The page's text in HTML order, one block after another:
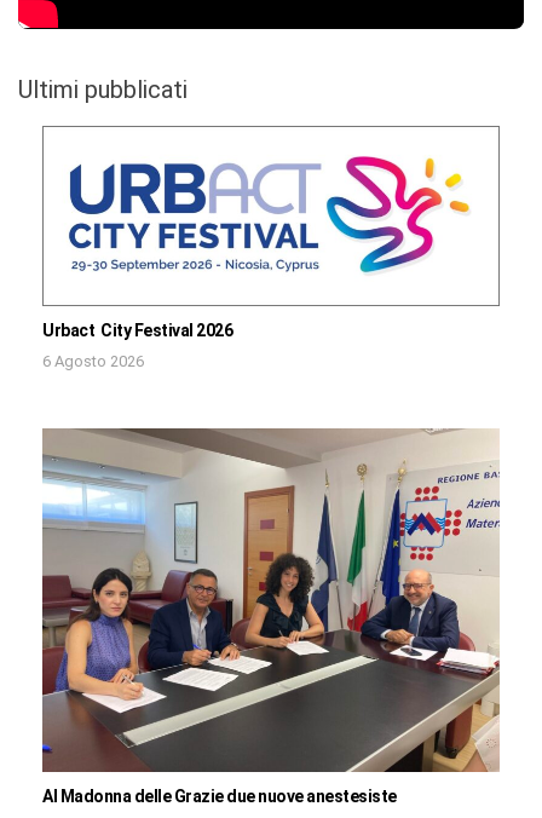
Ultimi pubblicati
Urbact City Festival 2026
6 Agosto 2026
Al Madonna delle Grazie due nuove anestesiste